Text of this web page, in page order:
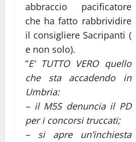
abbraccio pacificatore
che ha fatto rabbrividire
il consigliere Sacripanti (
e non solo).
“E’ TUTTO VERO quello
che sta accadendo in
Umbria:
– il M5S denuncia il PD
per i concorsi truccati;
– si apre un’inchiesta